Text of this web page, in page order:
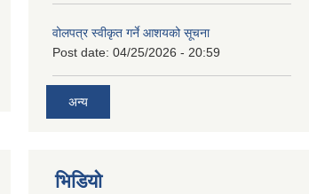
वोलपत्र स्वीकृत गर्ने आशयको सूचना
Post date: 04/25/2026 - 20:59
अन्य
भिडियो